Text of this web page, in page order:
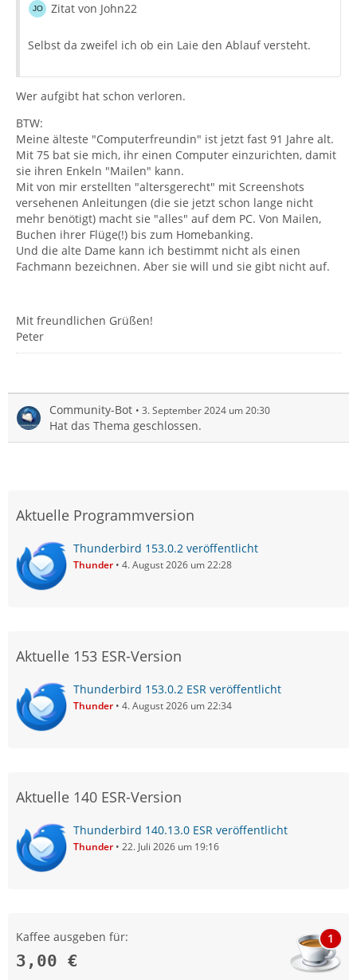
Zitat von John22
Selbst da zweifel ich ob ein Laie den Ablauf versteht.
Wer aufgibt hat schon verloren.
BTW:
Meine älteste "Computerfreundin" ist jetzt fast 91 Jahre alt.
Mit 75 bat sie mich, ihr einen Computer einzurichten, damit
sie ihren Enkeln "Mailen" kann.
Mit von mir erstellten "altersgerecht" mit Screenshots
versehenen Anleitungen (die sie jetzt schon lange nicht
mehr benötigt) macht sie "alles" auf dem PC. Von Mailen,
Buchen ihrer Flüge(!) bis zum Homebanking.
Und die alte Dame kann ich bestimmt nicht als einen
Fachmann bezeichnen. Aber sie will und sie gibt nicht auf.
Mit freundlichen Grüßen!
Peter
Community-Bot 3. September 2024 um 20:30
Hat das Thema geschlossen.
Aktuelle Programmversion
Thunderbird 153.0.2 veröffentlicht
Thunder 4. August 2026 um 22:28
Aktuelle 153 ESR-Version
Thunderbird 153.0.2 ESR veröffentlicht
Thunder 4. August 2026 um 22:34
Aktuelle 140 ESR-Version
Thunderbird 140.13.0 ESR veröffentlicht
Thunder 22. Juli 2026 um 19:16
Kaffee ausgeben für:
3,00 €
1